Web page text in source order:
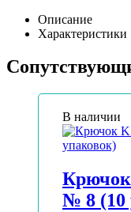
Описание
Характеристики
В наличии
№ 8 (10